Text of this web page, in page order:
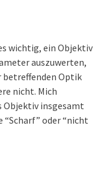
wichtig, ein Objektiv
auszuwerten,
betreffenden Optik
nicht. Mich
Objektiv insgesamt
oder “nicht